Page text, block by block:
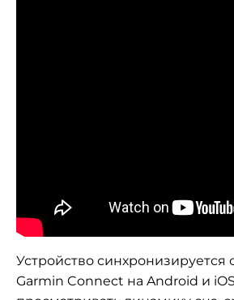
Устройство
Garmin Connect на Android и